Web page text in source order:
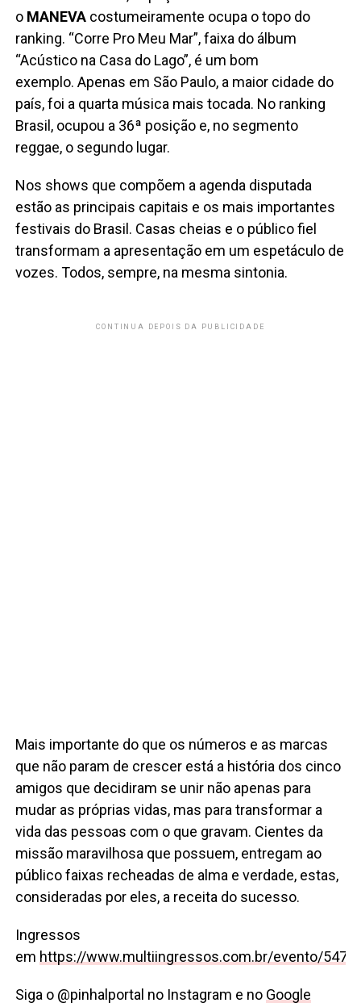
o MANEVAcostumeiramente ocupa o topo do
ranking. “Corre Pro Meu Mar”, faixa do álbum
“Acústico na Casa do Lago”, é um bom
exemplo. Apenas em São Paulo, a maior cidade do
país, foi a quarta música mais tocada. No ranking
Brasil, ocupou a 36ª posição e, no segmento
reggae, o segundo lugar.
Nos shows que compõem a agenda disputada
estão as principais capitais e os mais importantes
festivais do Brasil. Casas cheias e o público fiel
transformam a apresentação em um espetáculo de
vozes. Todos, sempre, na mesma sintonia.
CONTINUA DEPOIS DA PUBLICIDADE
Mais importante do que os números e as marcas
que não param de crescer está a história dos cinco
amigos que decidiram se unir não apenas para
mudar as próprias vidas, mas para transformar a
vida das pessoas com o que gravam. Cientes da
missão maravilhosa que possuem, entregam ao
público faixas recheadas de alma e verdade, estas,
consideradas por eles, a receita do sucesso.
Ingressos
em https://www.multiingressos.com.br/evento/547/
Siga o @pinhalportal no Instagram e no Google